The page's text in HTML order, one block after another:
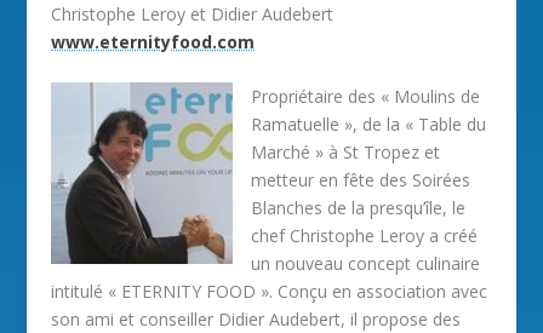
Christophe Leroy et Didier Audebert
www.eternityfood.com
Propriétaire des « Moulins de
Ramatuelle », de la « Table du
Marché » à St Tropez et
metteur en fête des Soirées
Blanches de la presqu’île, le
chef Christophe Leroy a créé
un nouveau concept culinaire
intitulé « ETERNITY FOOD ». Conçu en association avec
son ami et conseiller Didier Audebert, il propose des